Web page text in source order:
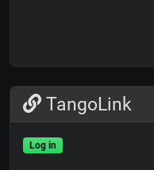
TangoLink
Log in